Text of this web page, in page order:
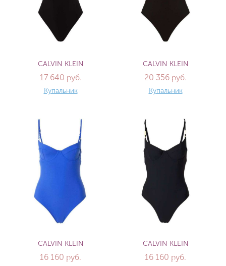
CALVIN KLEIN
17 640 руб.
Купальник
CALVIN KLEIN
20 356 руб.
Купальник
CALVIN KLEIN
16 160 руб.
CALVIN KLEIN
16 160 руб.